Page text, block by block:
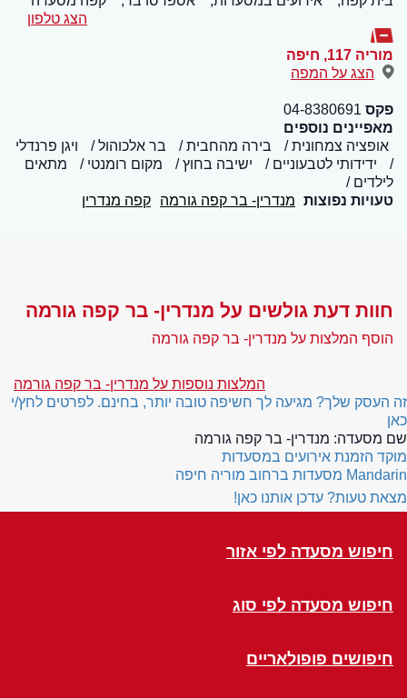
הצג טלפון
מוריה 117 , חיפה
הצג על המפה
פקס 04-8380691
מאפיינים נוספים
אופציה צמחונית
בירה מהחבית בר אלכוהול
ויגן פרנדלי
ידידותי לטבעוניים
ישיבה בחוץ מקום רומנטי
מתאים
לילדים
טעויות נפוצות מנדרין- בר קפה גורמה קפה מנדרין
חוות דעת גולשים על מנדרין- בר קפה גורמה
הוסף המלצות על מנדרין- בר קפה גורמה
המלצות נוספות על מנדרין- בר קפה גורמה
זה העסק שלך? מגיעה לך חשיפה טובה יותר, בחינם. לפרטים לחץ/י
כאן
שם מסעדה: מנדרין- בר קפה גורמה
מוקד הזמנת אירועים במסעדות
Mandarin מסעדות ברחוב מוריה חיפה
מצאת טעות? עדכן אותנו כאן!
חיפוש מסעדה לפי אזור
חיפוש מסעדה לפי סוג
חיפושים פופולאריים